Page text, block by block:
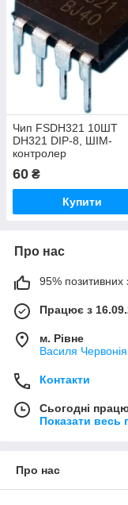
Чип FSDH321 10ШТ
DH321 DIP-8, ШІМ-
контролер
60 ₴
Купити
Про нас
95% позитивних
Працює з
м. Рівне
Василя
Контакти
Сьогодні
Показати весь
Про нас